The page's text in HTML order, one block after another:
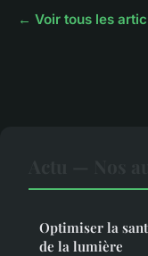
← Voir tous les
Optimiser la
de la lumière